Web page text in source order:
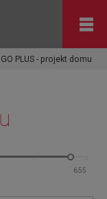
PLUS - projekt domu